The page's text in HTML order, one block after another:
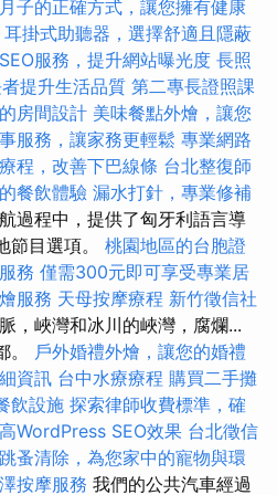
子的正確方式，讓您擁有健康
耳掛式助聽器，選擇舒適且隱蔽
服務，提升網站曝光度 長照
提升生活品質 第二專長證照課
房間設計 美味餐點外燴，讓您
服務，讓家務更輕鬆 專業網路
程，改善下巴線條 台北整復師
餐飲體驗 漏水打針，專業修補
過程中，提供了匈牙利語言導
節目選項。 桃園地區的台胞證
務 僅需300元即可享受專業居
服務 天母按摩療程 新竹徵信社
，峽灣和冰川的峽灣，腐爛...
。 戶外婚禮外燴，讓您的婚禮
資訊 台中水療療程 購買二手攤
飲設施 探索律師收費標準，確
WordPress SEO效果 台北徵信
跳蚤清除，為您家中的寵物與環
按摩服務 我們的公共汽車經過